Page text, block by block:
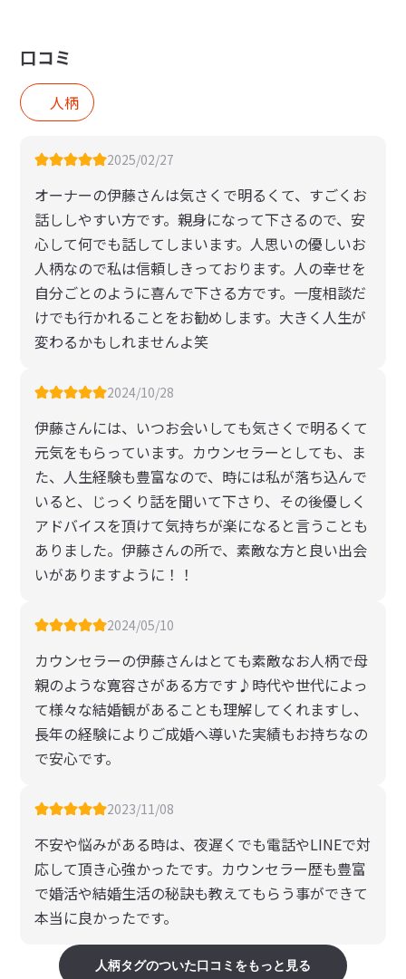
口コミ
人柄
2025/02/27
オーナーの伊藤さんは気さくで明るくて、すごくお
話ししやすい方です。親身になって下さるので、安
心して何でも話してしまいます。人思いの優しいお
人柄なので私は信頼しきっております。人の幸せを
自分ごとのように喜んで下さる方です。一度相談だ
けでも行かれることをお勧めします。大きく人生が
変わるかもしれませんよ笑
2024/10/28
伊藤さんには、いつお会いしても気さくで明るくて
元気をもらっています。カウンセラーとしても、ま
た、人生経験も豊富なので、時には私が落ち込んで
いると、じっくり話を聞いて下さり、その後優しく
アドバイスを頂けて気持ちが楽になると言うことも
ありました。伊藤さんの所で、素敵な方と良い出会
いがありますように！！
2024/05/10
カウンセラーの伊藤さんはとても素敵なお人柄で母
親のような寛容さがある方です♪時代や世代によっ
て様々な結婚観があることも理解してくれますし、
長年の経験によりご成婚へ導いた実績もお持ちなの
で安心です。
2023/11/08
不安や悩みがある時は、夜遅くでも電話やLINEで対
応して頂き心強かったです。カウンセラー歴も豊富
で婚活や結婚生活の秘訣も教えてもらう事ができて
本当に良かったです。
人柄タグのついた口コミをもっと見る